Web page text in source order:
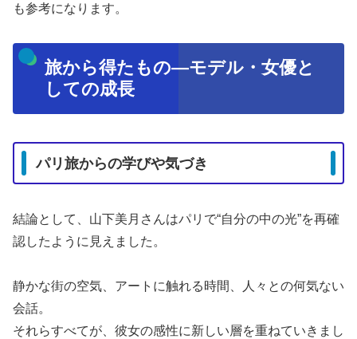
も参考になります。
旅から得たもの—モデル・女優と
しての成長
パリ旅からの学びや気づき
結論として、山下美月さんはパリで“自分の中の光”を再確
認したように見えました。
静かな街の空気、アートに触れる時間、人々との何気ない
会話。
それらすべてが、彼女の感性に新しい層を重ねていきまし